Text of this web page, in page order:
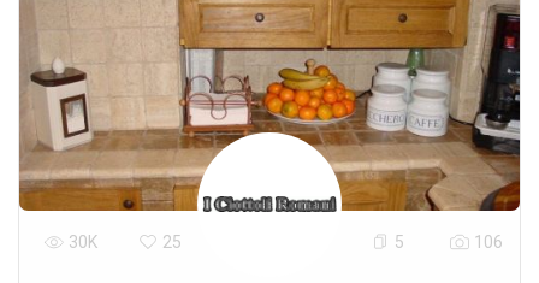
30K 25 5 106